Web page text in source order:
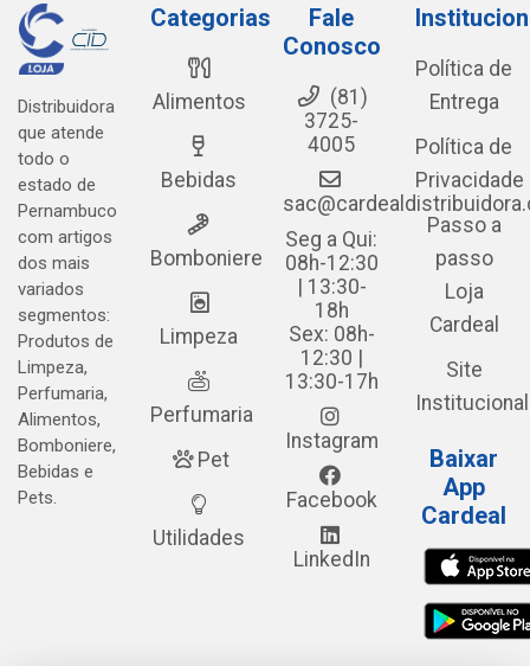
Distribuidora
que atende
todo o
estado de
Pernambuco
com artigos
dos mais
variados
segmentos:
Produtos de
Limpeza,
Perfumaria,
Alimentos,
Bomboniere,
Bebidas e
Pets.
Categorias
Alimentos
Bebidas
Bomboniere
Limpeza
Perfumaria
Pet
Utilidades
Fale
Conosco
(81)
3725-
4005
Seg a Qui:
08h-12:30
| 13:30-
18h
Sex: 08h-
12:30 |
13:30-17h
Instagram
Facebook
LinkedIn
Política de
Entrega
Política de
Privacidade
Passo a
passo
Loja
Cardeal
Site
Institucional
Baixar
App
Cardeal